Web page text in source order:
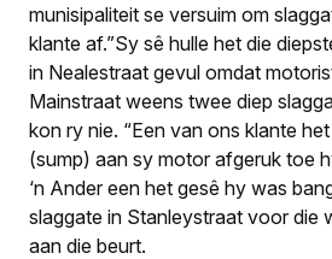
munisipaliteit se versuim om
klante af.”Sy sê hulle het die
in Nealestraat gevul omdat
Mainstraat weens twee diep
kon ry nie. “Een van ons klante
(sump) aan sy motor afgeruk toe
‘n Ander een het gesê hy was
slaggate in Stanleystraat voor die
aan die beurt.